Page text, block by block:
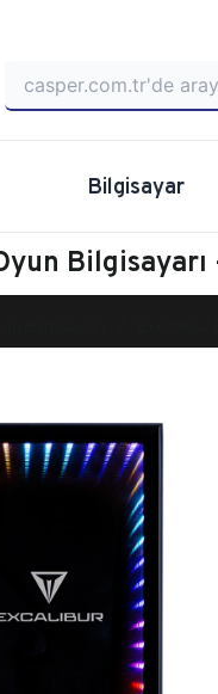
Bilgisayar